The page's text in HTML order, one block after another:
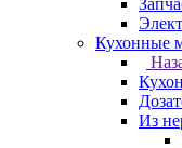
Кухонные
Из